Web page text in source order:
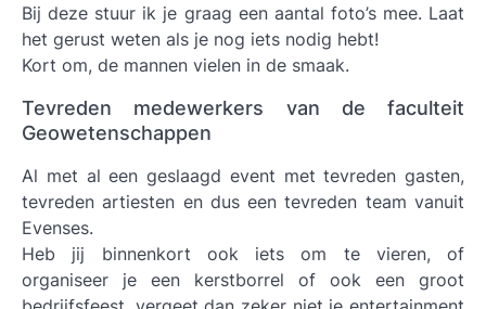
Bij deze stuur ik je graag een aantal foto’s mee. Laat
het gerust weten als je nog iets nodig hebt!
Kort om, de mannen vielen in de smaak.
Tevreden medewerkers van de faculteit
Geowetenschappen
Al met al een geslaagd event met tevreden gasten,
tevreden artiesten en dus een tevreden team vanuit
Evenses.
Heb jij binnenkort ook iets om te vieren, of
organiseer je een kerstborrel of ook een groot